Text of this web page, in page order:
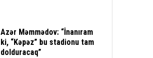
Azər Məmmədov: “İnanıram
ki, “Kəpəz” bu stadionu tam
dolduracaq”